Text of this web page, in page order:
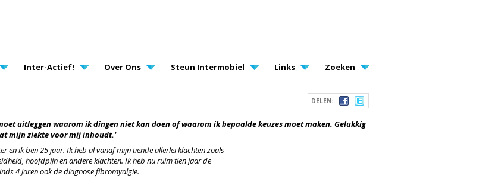
Inter-Actief! Over Ons Steun Intermobiel Links Zoeken
DELEN:
uitleggen waarom ik dingen niet kan doen of waarom ik bepaalde keuzes moet maken. Gelukkig
mijn ziekte voor mij inhoudt.'
en ik ben 25 jaar. Ik heb al vanaf mijn tiende allerlei klachten zoals
hoofdpijn en andere klachten. Ik heb nu ruim tien jaar de
4 jaren ook de diagnose fibromyalgie.